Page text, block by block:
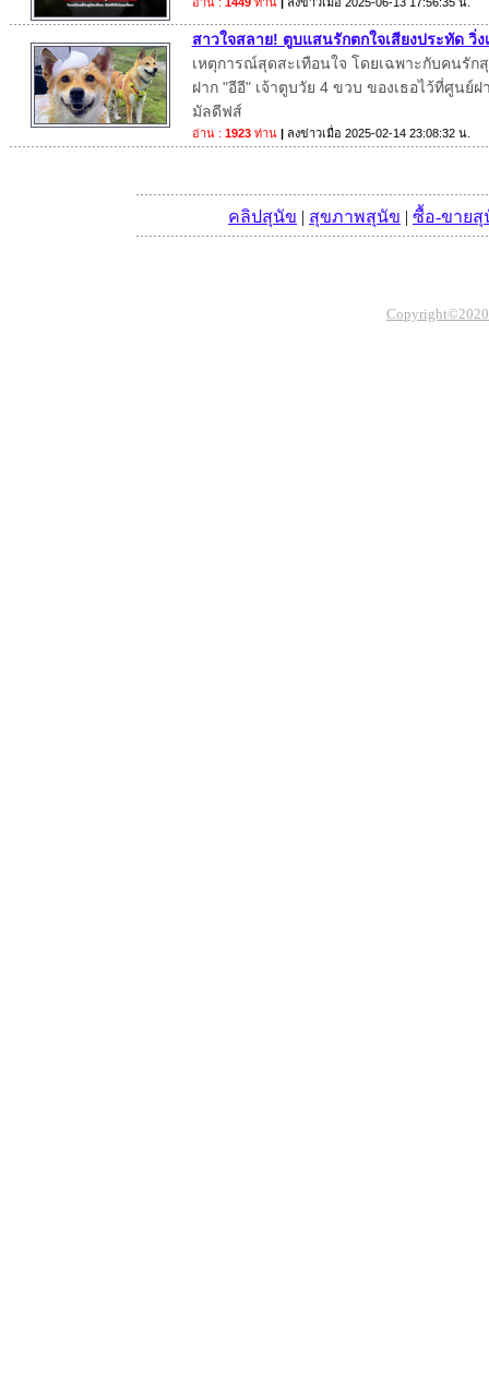
สาวใจสลาย! ตูบแสนรักตกใจเสียงประทัด วิ่
เหตุการณ์สุดสะเทือนใจ โดยเฉพาะกับคนรั
ฝาก "อีอี" เจ้าตูบวัย 4 ขวบ ของเธอไว้ที่ศูนย์
มัลดีฟส์
อ่าน : 1923ท่าน | ลงข่าวเมื่อ 2025-02-14 23:08:32 น.
คลิปสุนัข | สุขภาพสุนัข | ซื้อ-ขายสุ
Copyright©2020